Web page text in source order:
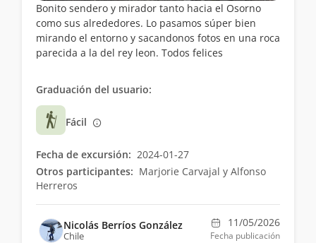
Bonito sendero y mirador tanto hacia el Osorno
como sus alrededores. Lo pasamos súper bien
mirando el entorno y sacandonos fotos en una roca
parecida a la del rey leon. Todos felices
Graduación del usuario:
Fácil
Fecha de excursión: 2024-01-27
Otros participantes: Marjorie Carvajal y Alfonso
Herreros
Nicolás Berríos González
Chile
11/05/2026
Fecha publicación